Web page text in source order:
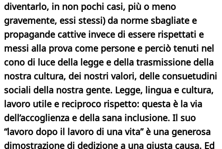
diventarlo, in non pochi casi, più o meno
gravemente, essi stessi) da norme sbagliate e
propagande cattive invece di essere rispettati e
messi alla prova come persone e perciò tenuti nel
cono di luce della legge e della trasmissione della
nostra cultura, dei nostri valori, delle consuetudini
sociali della nostra gente. Legge, lingua e cultura,
lavoro utile e reciproco rispetto: questa è la via
dell’accoglienza e della sana inclusione. Il suo
“lavoro dopo il lavoro di una vita” è una generosa
dimostrazione di dedizione a una giusta causa. Ed